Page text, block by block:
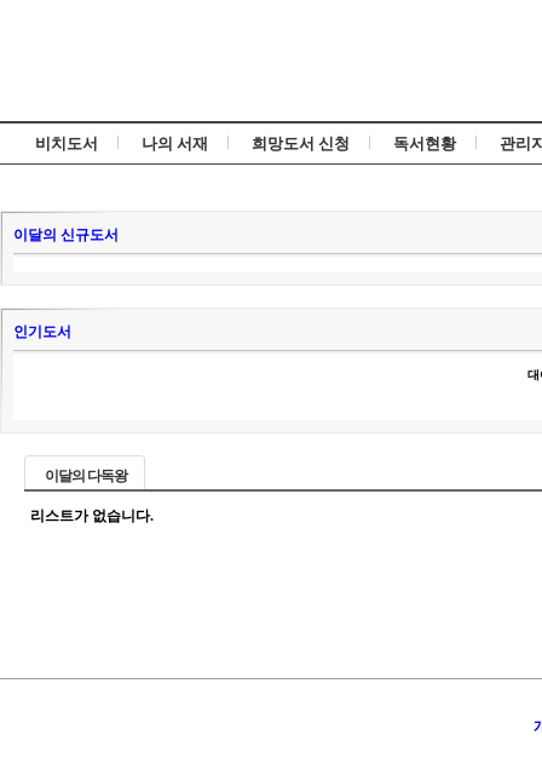
비치도서 나의 서재 희망도서 신청 독서현황 관리
이달의 신규도서
인기도서
이달의 다독왕
리스트가 없습니다.